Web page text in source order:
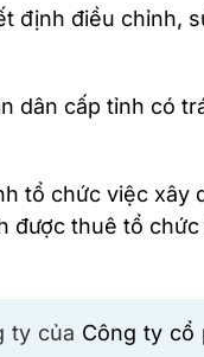
định điều chỉnh,
dân cấp tỉnh có
tổ chức việc xây
được thuê tổ
ty của Công ty cổ